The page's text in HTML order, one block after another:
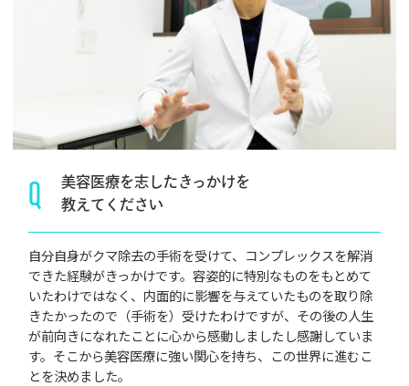
Q
美容医療を志したきっかけを
教えてください
自分自身がクマ除去の手術を受けて、コンプレックスを解消
できた経験がきっかけです。容姿的に特別なものをもとめて
いたわけではなく、内面的に影響を与えていたものを取り除
きたかったので（手術を）受けたわけですが、その後の人生
が前向きになれたことに心から感動しましたし感謝していま
す。そこから美容医療に強い関心を持ち、この世界に進むこ
とを決めました。